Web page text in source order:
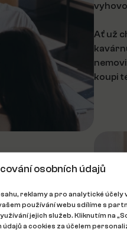
osobních údajů
reklamy a pro analytické
používání webu sdílíme s
jejich služeb. Kliknutím na
a cookies za účelem
Ať už
koupi
inzeráty,
koupě
nutnými formalitami